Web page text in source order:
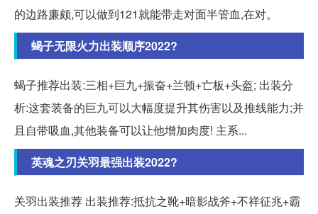
的边路廉颇,可以做到121就能带走对面半管血,在对。
蝎子无限火力出装顺序2022?
蝎子推荐出装:三相+巨九+振奋+兰顿+亡板+头盔; 出装分
析:这套装备的巨九可以大幅度提升其伤害以及推线能力;并
且自带吸血,其他装备可以让他增加肉度! 主系...
英魂之刃关羽最强出装2022?
关羽出装推荐 出装推荐:抵抗之靴+暗影战斧+不祥征兆+霸